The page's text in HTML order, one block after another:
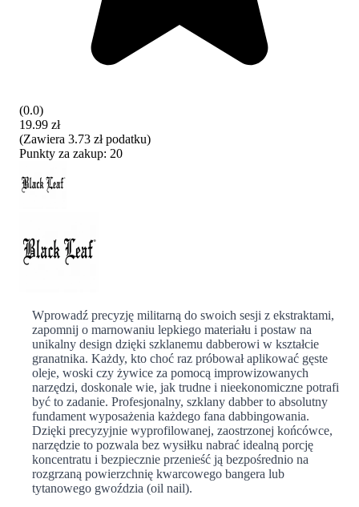
(0.0)
19.99 zł
(Zawiera 3.73 zł podatku)
Punkty za zakup: 20
Wprowadź precyzję militarną do swoich sesji z ekstraktami,
zapomnij o marnowaniu lepkiego materiału i postaw na
unikalny design dzięki szklanemu dabberowi w kształcie
granatnika. Każdy, kto choć raz próbował aplikować gęste
oleje, woski czy żywice za pomocą improwizowanych
narzędzi, doskonale wie, jak trudne i nieekonomiczne potrafi
być to zadanie. Profesjonalny, szklany dabber to absolutny
fundament wyposażenia każdego fana dabbingowania.
Dzięki precyzyjnie wyprofilowanej, zaostrzonej końcówce,
narzędzie to pozwala bez wysiłku nabrać idealną porcję
koncentratu i bezpiecznie przenieść ją bezpośrednio na
rozgrzaną powierzchnię kwarcowego bangera lub
tytanowego gwoździa (oil nail).